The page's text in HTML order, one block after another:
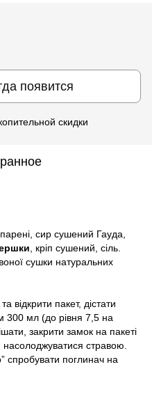
появится
скидки
сир сушений Гауда,
, кріп сушений, сіль.
сушки натуральних
відкрити пакет, дістати
300 мл (до рівня 7,5 на
закрити замок на пакеті
стравою.
спробувати поглинач на